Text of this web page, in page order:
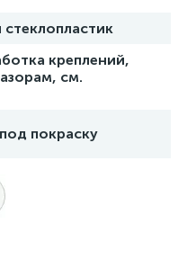
креплений,
см.
покраску